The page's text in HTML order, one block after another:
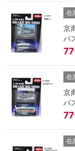
在
京
バ
在
京
バ
在